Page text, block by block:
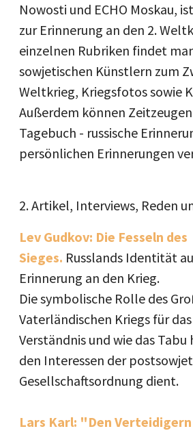
Nowosti und ECHO Moskau,
zur Erinnerung an den 2.
einzelnen Rubriken findet
sowjetischen Künstlern zum
Weltkrieg, Kriegsfotos sowie
Außerdem können
Tagebuch - russische
persönlichen Erinnerungen
2. Artikel, Interviews, Reden
Lev Gudkov: Die Fesseln des
Sieges. Russlands Identität
Erinnerung an den Krieg.
Die symbolische Rolle des
Vaterländischen Kriegs für
Verständnis und wie das Tabu
den Interessen der
Gesellschaftsordnung dient.
Lars Karl: "Den